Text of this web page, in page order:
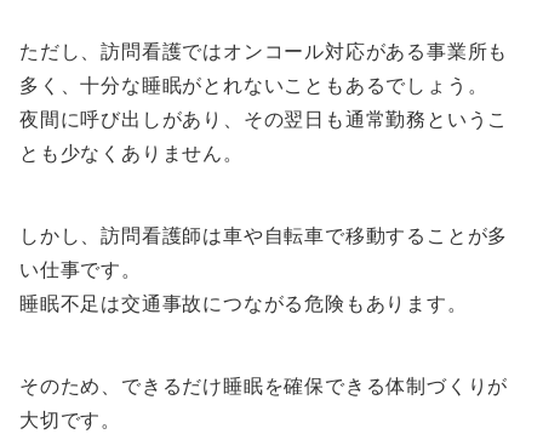
ただし、訪問看護ではオンコール対応がある事業所も
多く、十分な睡眠がとれないこともあるでしょう。
夜間に呼び出しがあり、その翌日も通常勤務というこ
とも少なくありません。
しかし、訪問看護師は車や自転車で移動することが多
い仕事です。
睡眠不足は交通事故につながる危険もあります。
そのため、できるだけ睡眠を確保できる体制づくりが
大切です。